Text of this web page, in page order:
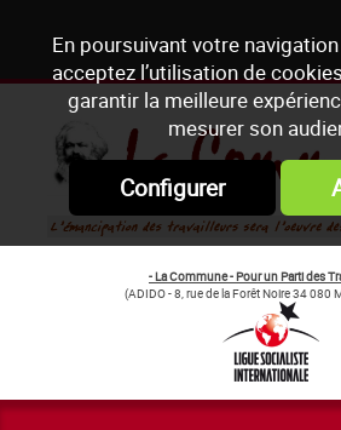
En poursuivant votre
acceptez l’utilisation de
garantir la meilleure
mesurer son
Configurer
- La Commune - Pour un Parti des
(ADIDO - 8, rue de la Forêt Noire 34 080